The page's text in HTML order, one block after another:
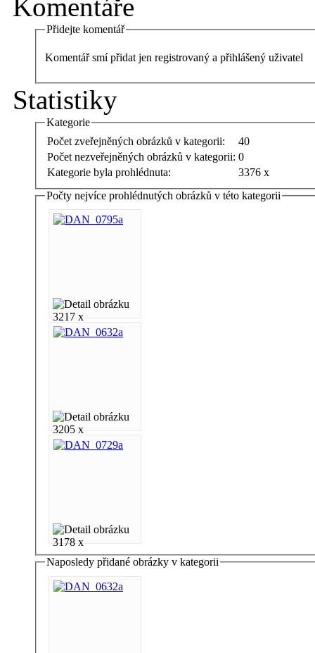
Komentáře
Přidejte komentář
Komentář smí přidat jen registrovaný a přihlášený uživatel
Statistiky
Kategorie
Počet zveřejněných obrázků v kategorii:
40
Počet nezveřejněných obrázků v kategorii: 0
Kategorie byla prohlédnuta:
3376 x
Počty nejvíce prohlédnutých obrázků v této kategorii
3217 x
3205 x
3178 x
Naposledy přidané obrázky v kategorii